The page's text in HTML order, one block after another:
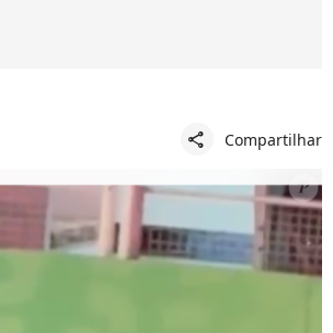
share Compartilhar